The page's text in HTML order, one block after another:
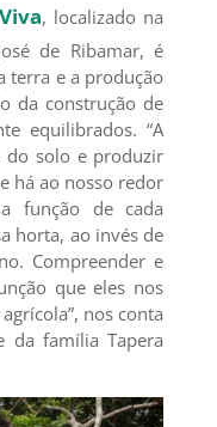
, localizado na
de Ribamar, é
terra e a produção
da construção de
equilibrados. “A
do solo e produzir
há ao nosso redor
função de cada
horta, ao invés de
Compreender e
que eles nos
nos conta
da família Tapera